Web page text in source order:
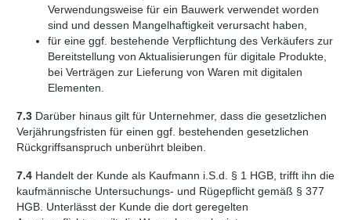
Verwendungsweise für ein Bauwerk verwendet worden
sind und dessen Mangelhaftigkeit verursacht haben,
für eine ggf. bestehende Verpflichtung des Verkäufers zur
Bereitstellung von Aktualisierungen für digitale Produkte,
bei Verträgen zur Lieferung von Waren mit digitalen
Elementen.
7.3 Darüber hinaus gilt für Unternehmer, dass die gesetzlichen
Verjährungsfristen für einen ggf. bestehenden gesetzlichen
Rückgriffsanspruch unberührt bleiben.
7.4 Handelt der Kunde als Kaufmann i.S.d. § 1 HGB, trifft ihn die
kaufmännische Untersuchungs- und Rügepflicht gemäß § 377
HGB. Unterlässt der Kunde die dort geregelten